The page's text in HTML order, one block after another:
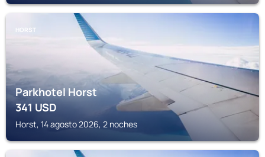
HORST
Parkhotel Horst
341USD
Horst, 14 agosto 2026, 2 noches